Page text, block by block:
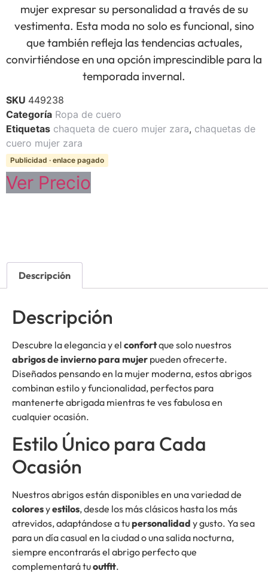
mujer expresar su personalidad a través de su
vestimenta. Esta moda no solo es funcional, sino
que también refleja las tendencias actuales,
convirtiéndose en una opción imprescindible para la
temporada invernal.
SKU 449238
Categoría Ropa de cuero
Etiquetas chaqueta de cuero mujer zara, chaquetas de
cuero mujer zara
Publicidad · enlace pagado
Ver Precio
Descripción
Descripción
Descubre la elegancia y el confortque solo nuestros
abrigos de invierno para mujer pueden ofrecerte.
Diseñados pensando en la mujer moderna, estos abrigos
combinan estilo y funcionalidad, perfectos para
mantenerte abrigada mientras te ves fabulosa en
cualquier ocasión.
Estilo Único para Cada
Ocasión
Nuestros abrigos están disponibles en una variedad de
coloresyestilos, desde los más clásicos hasta los más
atrevidos, adaptándose a tupersonalidad y gusto. Ya sea
para un día casual en la ciudad o una salida nocturna,
siempre encontrarás el abrigo perfecto que
complementará tuoutfit.